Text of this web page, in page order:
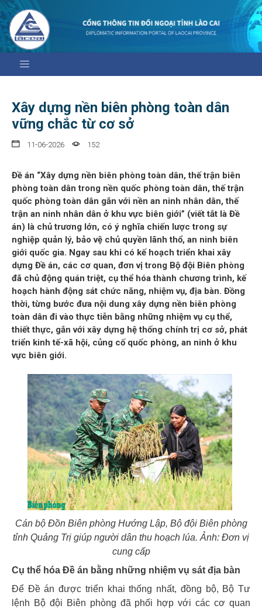
Xây dựng nền biên phòng toàn dân
vững chắc từ cơ sở
11-06-2026 152
Đề án “Xây dựng nền biên phòng toàn dân, thế trận biên
phòng toàn dân trong nền quốc phòng toàn dân, thế trận
quốc phòng toàn dân gắn với nền an ninh nhân dân, thế
trận an ninh nhân dân ở khu vực biên giới” (viết tắt là Đề
án) là chủ trương lớn, có ý nghĩa chiến lược trong sự
nghiệp quản lý, bảo vệ chủ quyền lãnh thổ, an ninh biên
giới quốc gia. Ngay sau khi có kế hoạch triển khai xây
dựng Đề án, các cơ quan, đơn vị trong Bộ đội Biên phòng
đã chủ động quán triệt, cụ thể hóa thành chương trình, kế
hoạch hành động sát chức năng, nhiệm vụ, địa bàn. Đồng
thời, từng bước đưa nội dung xây dựng nền biên phòng
toàn dân đi vào thực tiễn bằng những nhiệm vụ cụ thể,
thiết thực, gắn với xây dựng hệ thống chính trị cơ sở, phát
triển kinh tế-xã hội, củng cố quốc phòng, an ninh ở khu
vực biên giới.
Cán bộ Đồn Biên phòng Hướng Lập, Bộ đội Biên phòng
tỉnh Quảng Trị giúp người dân thu hoạch lúa. Ảnh: Đơn vị
cung cấp
Cụ thể hóa Đề án bằng những nhiệm vụ sát địa bàn
Để Đề án được triển khai thống nhất, đồng bộ, Bộ Tư
lệnh Bộ đội Biên phòng đã phối hợp với các cơ quan